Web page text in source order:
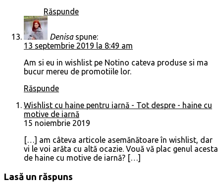
Răspunde
Denisa spune:
13 septembrie 2019 la 8:49 am
Am si eu in wishlist pe Notino cateva produse si ma
bucur mereu de promotiile lor.
Răspunde
Wishlist cu haine pentru iarnă - Tot despre - haine cu
motive de iarnă
15 noiembrie 2019
[…] am câteva articole asemănătoare în wishlist, dar
vi le voi arăta cu altă ocazie. Vouă vă plac genul acesta
de haine cu motive de iarnă? […]
Lasă un răspuns